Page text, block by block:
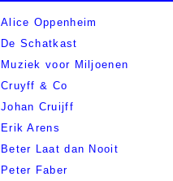
Alice Oppenheim
De Schatkast
Muziek voor Miljoenen
Cruyff & Co
Johan Cruijff
Erik Arens
Beter Laat dan Nooit
Peter Faber